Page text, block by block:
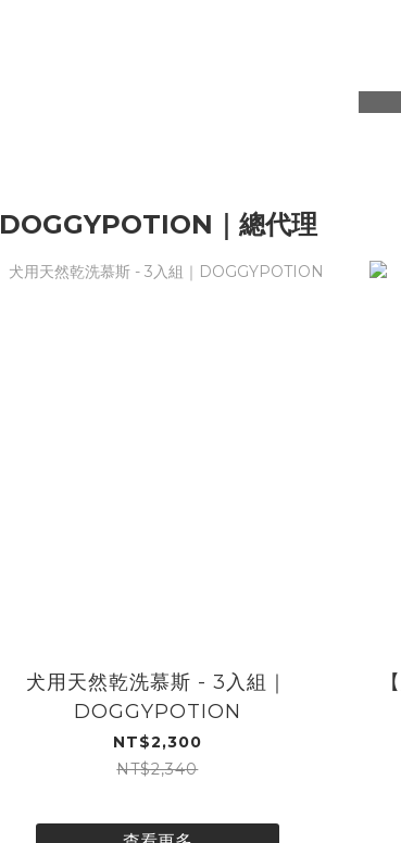
DOGGYPOTION｜總代理
犬用天然乾洗慕斯 - 3入組｜
DOGGYPOTION
NT$2,300
NT$2,340